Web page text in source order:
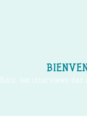
les interviews